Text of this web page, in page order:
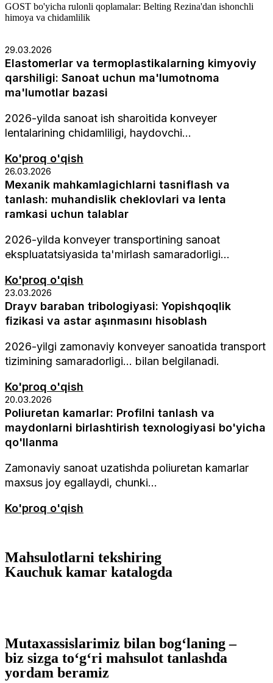
GOST bo'yicha rulonli qoplamalar: Belting Rezina'dan ishonchli
himoya va chidamlilik
29.03.2026
Elastomerlar va termoplastikalarning kimyoviy
qarshiligi: Sanoat uchun ma'lumotnoma
ma'lumotlar bazasi
2026-yilda sanoat ish sharoitida konveyer
lentalarining chidamliligi, haydovchi...
Ko'proq o'qish
26.03.2026
Mexanik mahkamlagichlarni tasniflash va
tanlash: muhandislik cheklovlari va lenta
ramkasi uchun talablar
2026-yilda konveyer transportining sanoat
ekspluatatsiyasida ta'mirlash samaradorligi...
Ko'proq o'qish
23.03.2026
Drayv baraban tribologiyasi: Yopishqoqlik
fizikasi va astar aşınmasını hisoblash
2026-yilgi zamonaviy konveyer sanoatida transport
tizimining samaradorligi... bilan belgilanadi.
Ko'proq o'qish
20.03.2026
Poliuretan kamarlar: Profilni tanlash va
maydonlarni birlashtirish texnologiyasi bo'yicha
qo'llanma
Zamonaviy sanoat uzatishda poliuretan kamarlar
maxsus joy egallaydi, chunki...
Ko'proq o'qish
Mahsulotlarni tekshiring
Kauchuk kamar katalogda
Mutaxassislarimiz bilan bog‘laning –
biz sizga to‘g‘ri mahsulot tanlashda
yordam beramiz